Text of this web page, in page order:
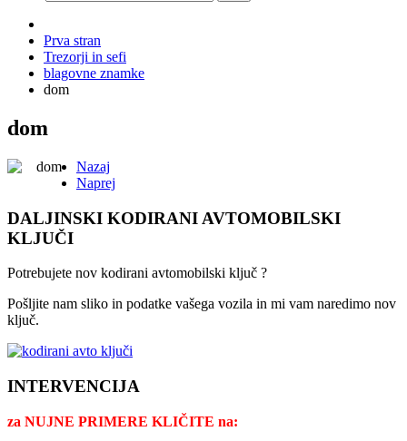
Prva stran
Trezorji in sefi
blagovne znamke
dom
dom
Nazaj
Naprej
DALJINSKI KODIRANI AVTOMOBILSKI
KLJUČI
Potrebujete nov kodirani avtomobilski ključ ?
Pošljite nam sliko in podatke vašega vozila in mi vam naredimo nov
ključ.
INTERVENCIJA
za NUJNE PRIMERE KLIČITE na: